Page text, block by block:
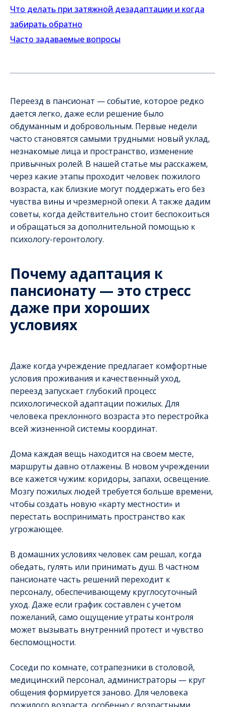
Что делать при затяжной дезадаптации и когда
забирать обратно
Часто задаваемые вопросы
Переезд в пансионат — событие, которое редко
дается легко, даже если решение было
обдуманным и добровольным. Первые недели
часто становятся самыми трудными: новый уклад,
незнакомые лица и пространство, изменение
привычных ролей. В нашей статье мы расскажем,
через какие этапы проходит человек пожилого
возраста, как близкие могут поддержать его без
чувства вины и чрезмерной опеки. А также дадим
советы, когда действительно стоит беспокоиться
и обращаться за дополнительной помощью к
психологу-геронтологу.
Почему адаптация к
пансионату — это стресс
даже при хороших
условиях
Даже когда учреждение предлагает комфортные
условия проживания и качественный уход,
переезд запускает глубокий процесс
психологической адаптации пожилых. Для
человека преклонного возраста это перестройка
всей жизненной системы координат.
Дома каждая вещь находится на своем месте,
маршруты давно отлажены. В новом учреждении
все кажется чужим: коридоры, запахи, освещение.
Мозгу пожилых людей требуется больше времени,
чтобы создать новую «карту местности» и
перестать воспринимать пространство как
угрожающее.
В домашних условиях человек сам решал, когда
обедать, гулять или принимать душ. В частном
пансионате часть решений переходит к
персоналу, обеспечивающему круглосуточный
уход. Даже если график составлен с учетом
пожеланий, само ощущение утраты контроля
может вызывать внутренний протест и чувство
беспомощности.
Соседи по комнате, сотрапезники в столовой,
медицинский персонал, администраторы — круг
общения формируется заново. Для человека